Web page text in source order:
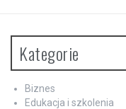
Kategorie
Biznes
Edukacja i szkolenia